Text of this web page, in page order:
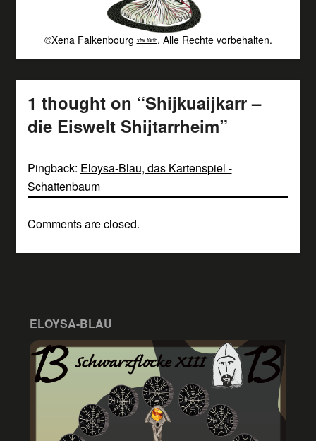
©Xena Falkenbourg xfw fürth. Alle Rechte vorbehalten.
1 thought on “Shijkuaijkarr –
die Eiswelt Shijtarrheim”
Pingback: Eloysa-Blau, das Kartenspiel -
Schattenbaum
Comments are closed.
ELOYSA-BLAU